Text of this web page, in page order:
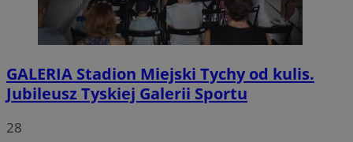
GALERIA Stadion Miejski Tychy od kulis.
Jubileusz Tyskiej Galerii Sportu
28